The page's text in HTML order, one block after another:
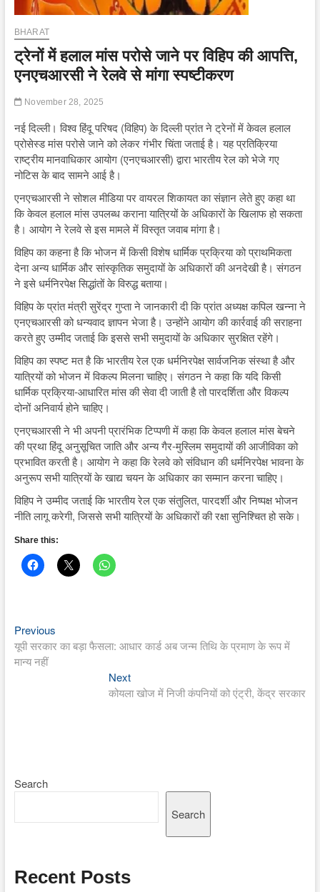
BHARAT
ट्रेनों में हलाल मांस परोसे जाने पर विहिप की आपत्ति,
एनएचआरसी ने रेलवे से मांगा स्पष्टीकरण
November 28, 2025
नई दिल्ली। विश्व हिंदू परिषद (विहिप) के दिल्ली प्रांत ने ट्रेनों में केवल हलाल
प्रोसेस्ड मांस परोसे जाने को लेकर गंभीर चिंता जताई है। यह प्रतिक्रिया
राष्ट्रीय मानवाधिकार आयोग (एनएचआरसी) द्वारा भारतीय रेल को भेजे गए
नोटिस के बाद सामने आई है।
एनएचआरसी ने सोशल मीडिया पर वायरल शिकायत का संज्ञान लेते हुए कहा था
कि केवल हलाल मांस उपलब्ध कराना यात्रियों के अधिकारों के खिलाफ हो सकता
है। आयोग ने रेलवे से इस मामले में विस्तृत जवाब मांगा है।
विहिप का कहना है कि भोजन में किसी विशेष धार्मिक प्रक्रिया को प्राथमिकता
देना अन्य धार्मिक और सांस्कृतिक समुदायों के अधिकारों की अनदेखी है। संगठन
ने इसे धर्मनिरपेक्ष सिद्धांतों के विरुद्ध बताया।
विहिप के प्रांत मंत्री सुरेंद्र गुप्ता ने जानकारी दी कि प्रांत अध्यक्ष कपिल खन्ना ने
एनएचआरसी को धन्यवाद ज्ञापन भेजा है। उन्होंने आयोग की कार्रवाई की सराहना
करते हुए उम्मीद जताई कि इससे सभी समुदायों के अधिकार सुरक्षित रहेंगे।
विहिप का स्पष्ट मत है कि भारतीय रेल एक धर्मनिरपेक्ष सार्वजनिक संस्था है और
यात्रियों को भोजन में विकल्प मिलना चाहिए। संगठन ने कहा कि यदि किसी
धार्मिक प्रक्रिया-आधारित मांस की सेवा दी जाती है तो पारदर्शिता और विकल्प
दोनों अनिवार्य होने चाहिए।
एनएचआरसी ने भी अपनी प्रारंभिक टिप्पणी में कहा कि केवल हलाल मांस बेचने
की प्रथा हिंदू अनुसूचित जाति और अन्य गैर-मुस्लिम समुदायों की आजीविका को
प्रभावित करती है। आयोग ने कहा कि रेलवे को संविधान की धर्मनिरपेक्ष भावना के
अनुरूप सभी यात्रियों के खाद्य चयन के अधिकार का सम्मान करना चाहिए।
विहिप ने उम्मीद जताई कि भारतीय रेल एक संतुलित, पारदर्शी और निष्पक्ष भोजन
नीति लागू करेगी, जिससे सभी यात्रियों के अधिकारों की रक्षा सुनिश्चित हो सके।
Share this:
Post
navigation
PreviousPrevious
post:
यूपी सरकार का बड़ा फैसला: आधार कार्ड अब जन्म तिथि के प्रमाण के रूप में
मान्य नहीं
NextNext
post:
कोयला खोज में निजी कंपनियों को एंट्री, केंद्र सरकार
Search
Search
Recent Posts